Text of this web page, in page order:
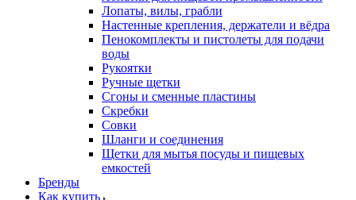
Лопаты, вилы, грабли
Настенные крепления, держатели и вёдра
Пенокомплекты и пистолеты для подачи
воды
Рукоятки
Ручные щетки
Сгоны и сменные пластины
Скребки
Совки
Шланги и соединения
Щетки для мытья посуды и пищевых
емкостей
Бренды
Как купить